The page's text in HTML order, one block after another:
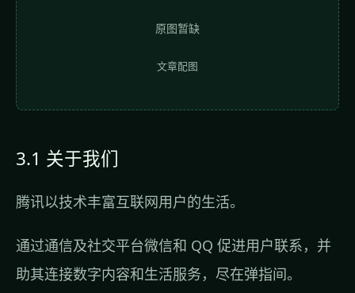
原图暂缺
文章配图
3.1 关于我们
腾讯以技术丰富互联网用户的生活。
通过通信及社交平台微信和 QQ 促进用户联系，并
助其连接数字内容和生活服务，尽在弹指间。